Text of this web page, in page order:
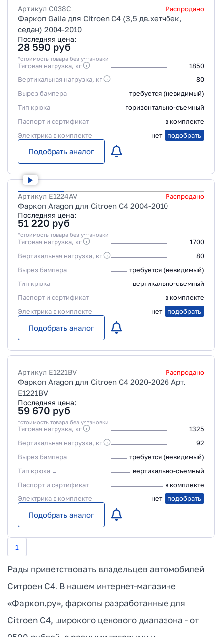
Артикул C038C Распродано
Фаркоп Galia для Citroen C4 (3,5 дв.хетчбек,
седан) 2004-2010
Последняя цена:
28 590 руб
*стоимость товара без установки
Тяговая нагрузка, кг
1850
Вертикальная нагрузка, кг
80
Вырез бампера
требуется (невидимый)
Тип крюка
горизонтально-съемный
Паспорт и сертификат
в комплекте
Электрика в комплекте
нет подобрать
Подобрать аналог
Артикул E1224AV Распродано
Фаркоп Aragon для Citroen C4 2004-2010
Последняя цена:
51 220 руб
*стоимость товара без установки
Тяговая нагрузка, кг
1700
Вертикальная нагрузка, кг
80
Вырез бампера
требуется (невидимый)
Тип крюка
вертикально-съемный
Паспорт и сертификат
в комплекте
Электрика в комплекте
нет подобрать
Подобрать аналог
Артикул E1221BV Распродано
Фаркоп Aragon для Citroen C4 2020-2026 Арт.
E1221BV
Последняя цена:
59 670 руб
*стоимость товара без установки
Тяговая нагрузка, кг
1325
Вертикальная нагрузка, кг
92
Вырез бампера
требуется (невидимый)
Тип крюка
вертикально-съемный
Паспорт и сертификат
в комплекте
Электрика в комплекте
нет подобрать
Подобрать аналог
1
Рады приветствовать владельцев автомобилей
Ситроен С4. В нашем интернет-магазине
«Фаркоп.ру», фаркопы разработанные для
Citroen C4, широкого ценового диапазона - от